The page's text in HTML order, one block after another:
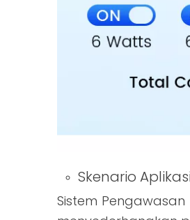
Skenario
Sistem